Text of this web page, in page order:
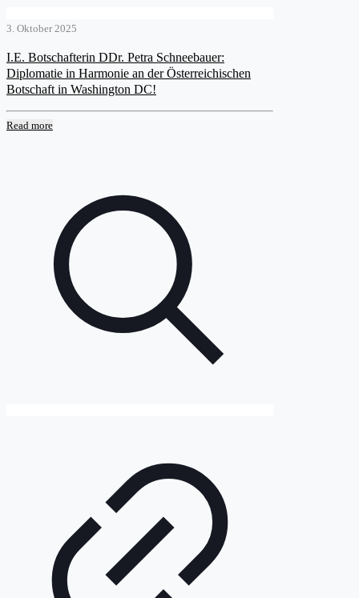
3. Oktober 2025
I.E. Botschafterin DDr. Petra Schneebauer:
Diplomatie in Harmonie an der Österreichischen
Botschaft in Washington DC!
Read more